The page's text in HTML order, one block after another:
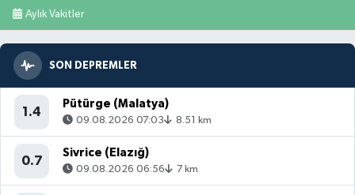
Aylık Vakitler
SON DEPREMLER
1.4
Pütürge (Malatya)
09.08.2026 07:03 8.51 km
0.7
Sivrice (Elazığ)
09.08.2026 06:56 7 km